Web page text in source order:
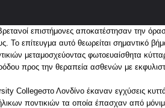
μεταμοσχεύοντας φωτοευαίσθητα
προς την θεραπεία ασθενών με
Collegeστο Λονδίνο έκαναν εγχύσεις
ποντικιών τα οποία έπασχαν από